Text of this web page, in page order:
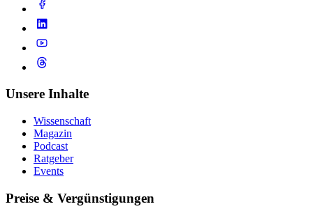
Unsere Inhalte
Wissenschaft
Magazin
Podcast
Ratgeber
Events
Preise & Vergünstigungen